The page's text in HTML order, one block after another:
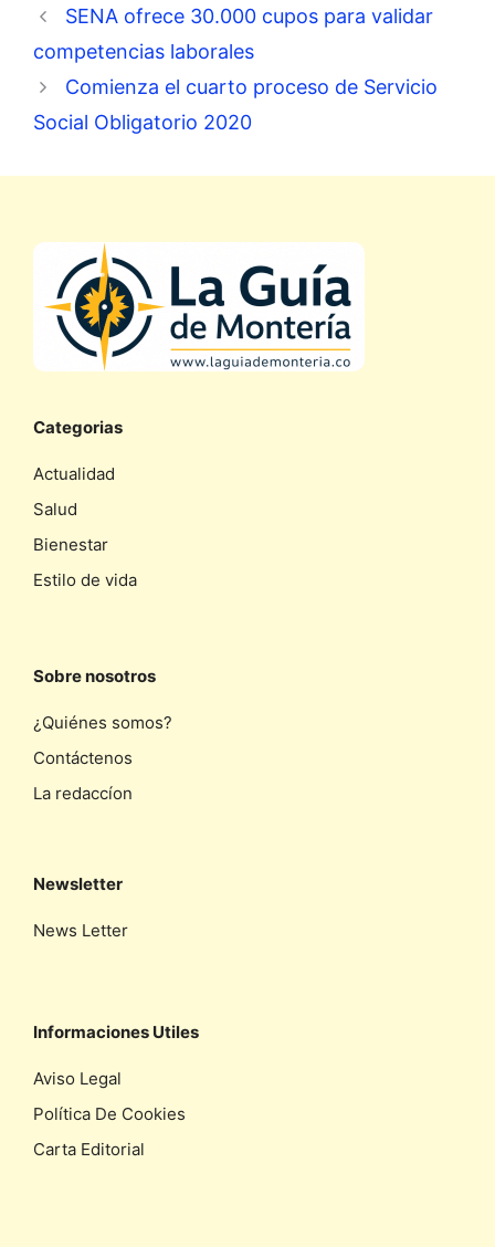
SENA ofrece 30.000 cupos para validar
competencias laborales
Comienza el cuarto proceso de Servicio
Social Obligatorio 2020
Categorias
Actualidad
Salud
Bienestar
Estilo de vida
Sobre nosotros
¿Quiénes somos?
Contáctenos
La redaccíon
Newsletter
News Letter
Informaciones Utiles
Aviso Legal
Política De Cookies
Carta Editorial